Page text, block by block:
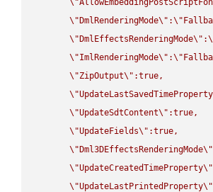
\"
\" DmlRenderingMode\" :\"
\" DmlEffectsRenderingMode\" :
\"ImlRenderingMode\" :\"
\"ZipOutput\" :true,
\"UpdateLastSavedTimeProperty
\"UpdateSdtContent\" :true,
\"UpdateFields\" :true,
\" Dml3DEffectsRenderingMode\"
\"UpdateCreatedTimeProperty\"
\"UpdateLastPrintedProperty\"